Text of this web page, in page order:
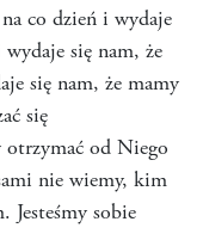
co dzień i wydaje
się nam, że
się nam, że mamy
się
otrzymać od Niego
nie wiemy, kim
Jesteśmy sobie